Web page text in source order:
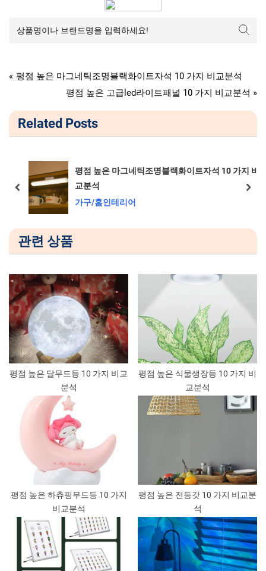
가구/홈인테리어
글
색
P
v
i
s
s
평점 높은 마그네틱조명블랙화이트자석 10 가지 비교분석
N
x
t
o
s
t
:
평점 높은 고급led라이트패널 10 가지 비교분석
Related Posts
평점 높은 레일조명1m캠핑 10 가지 비교분석
prev next
관련 상품
평점 높은 달무드등 10 가지 비교
분석
평점 높은 식물생장등 10 가지 비
교분석
평점 높은 하츄핑무드등 10 가지
비교분석
평점 높은 전등갓 10 가지 비교분
석